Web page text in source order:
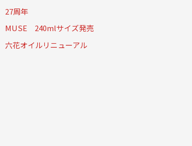
27周年
MUSE 240mlサイズ発売
六花オイルリニューアル